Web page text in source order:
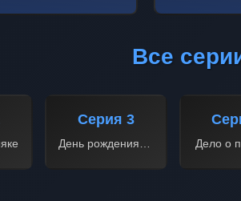
Все
Серия 3
Дело о